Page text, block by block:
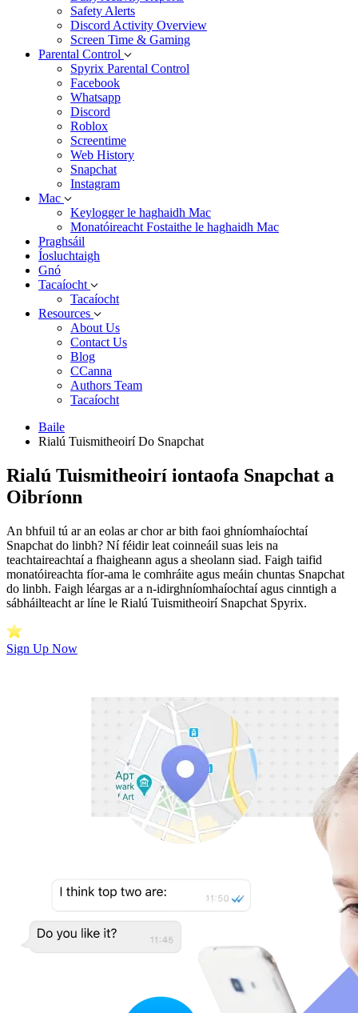
Safety Alerts
Discord Activity Overview
Screen Time & Gaming
Parental Control
Spyrix Parental Control
Facebook
Whatsapp
Discord
Roblox
Screentime
Web History
Snapchat
Instagram
Mac
Keylogger le haghaidh Mac
Monatóireacht Fostaithe le haghaidh Mac
Praghsáil
Íosluchtaigh
Gnó
Tacaíocht
Tacaíocht
Resources
About Us
Contact Us
Blog
CCanna
Authors Team
Tacaíocht
Baile
Rialú Tuismitheoirí Do Snapchat
Rialú Tuismitheoirí iontaofa Snapchat a
Oibríonn
An bhfuil tú ar an eolas ar chor ar bith faoi ghníomhaíochtaí
Snapchat do linbh? Ní féidir leat coinneáil suas leis na
teachtaireachtaí a fhaigheann agus a sheolann siad. Faigh taifid
monatóireachta fíor-ama le comhráite agus meáin chuntas Snapchat
do linbh. Faigh léargas ar a n-idirghníomhaíochtaí agus cinntigh a
sábháilteacht ar líne le Rialú Tuismitheoirí Snapchat Spyrix.
Sign Up Now